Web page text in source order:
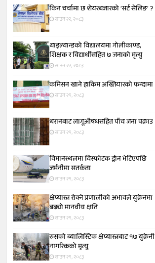
किन चर्चामा छ शेयरबजारको ‘सर्ट सेलिङ’ ?
साउन २२, २०८३
थाइल्यान्डको विद्यालयमा गोलीकाण्ड,
शिक्षक र विद्यार्थीसहित ७ जनाको मृत्यु
साउन २२, २०८३
कमिसन खाने हाकिम अख्तियारको फन्दामा
साउन २१, २०८३
धरानबाट लागूऔषधसहित पाँच जना पक्राउ
साउन २१, २०८३
विमानस्थलमा विस्फोटक ड्रोन भेटिएपछि
जर्मनीमा सतर्कता
साउन २१, २०८३
क्षेप्यास्त्र रोक्ने प्रणालीको अभावले युक्रेनमा
बढ्यो मानवीय क्षति
साउन २१, २०८३
रुसको ब्यालिस्टिक क्षेप्यास्त्रबाट १७ युक्रेनी
नागरिकको मृत्यु
साउन २१, २०८३